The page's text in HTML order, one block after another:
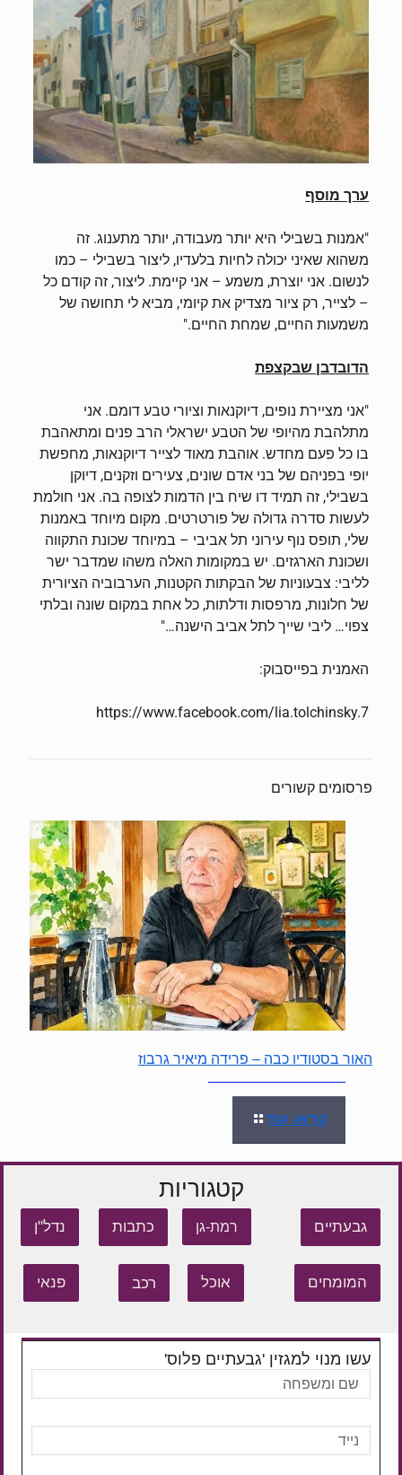
ערך מוסף
"אמנות בשבילי היא יותר מעבודה, יותר מתענוג. זה
משהוא שאיני יכולה לחיות בלעדיו, ליצור בשבילי – כמו
לנשום. אני יוצרת, משמע – אני קיימת. ליצור, זה קודם כל
– לצייר, רק ציור מצדיק את קיומי, מביא לי תחושה של
משמעות החיים, שמחת החיים."
הדובדבן שבקצפת
"אני מציירת נופים, דיוקנאות וציורי טבע דומם. אני
מתלהבת מהיופי של הטבע ישראלי הרב פנים ומתאהבת
בו כל פעם מחדש. אוהבת מאוד לצייר דיוקנאות, מחפשת
יופי בפניהם של בני אדם שונים, צעירים וזקנים, דיוקן
בשבילי, זה תמיד דו שיח בין הדמות לצופה בה. אני חולמת
לעשות סדרה גדולה של פורטרטים. מקום מיוחד באמנות
שלי, תופס נוף עירוני תל אביבי – במיוחד שכונת התקווה
ושכונת הארגזים. יש במקומות האלה משהו שמדבר ישר
לליבי: צבעוניות של הבקתות הקטנות, הערבוביה הציורית
של חלונות, מרפסות ודלתות, כל אחת במקום שונה ובלתי
צפוי… ליבי שייך לתל אביב הישנה…"
האמנית בפייסבוק:
https://www.facebook.com/lia.tolchinsky.7
פרסומים קשורים
האור בסטודיו כבה – פרידה מיאיר גרבוז
קראו עוד
קטגוריות
גבעתיים רמת-גן כתבות נדל"ן
המומחים אוכל רכב פנאי
עשו מנוי למגזין 'גבעתיים פלוס'